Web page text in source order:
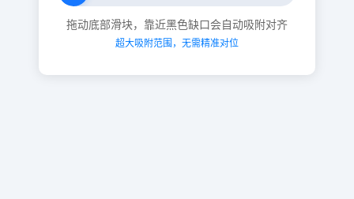
拖动底部滑块，靠近黑色缺口会自动吸附对齐
超大吸附范围，无需精准对位